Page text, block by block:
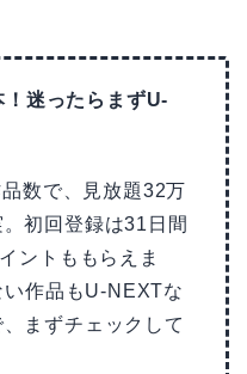
迷ったらまずU-
数で、見放題32万
初回登録は31日間
ントももらえま
作品もU-NEXTな
まずチェックして